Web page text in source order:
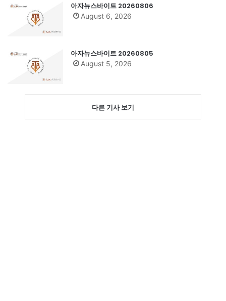
아자뉴스바이트 20260806
August 6, 2026
아자뉴스바이트 20260805
August 5, 2026
다른 기사 보기